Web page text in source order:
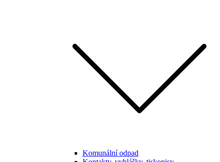
Komunální odpad